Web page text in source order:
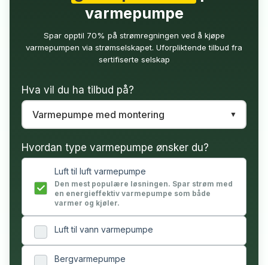
varmepumpe
Spar opptil 70% på strømregningen ved å kjøpe
varmepumpen via strømselskapet. Uforpliktende tilbud fra
sertifiserte selskap
Hva vil du ha tilbud på?
Hvordan type varmepumpe ønsker du?
Luft til luft varmepumpe
Den mest populære løsningen. Spar strøm med
en energieffektiv varmepumpe som både
varmer og kjøler.
Luft til vann varmepumpe
Bergvarmepumpe